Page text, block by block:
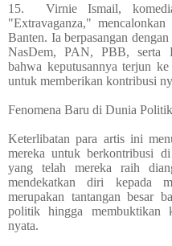
15.
Virnie Ismail,
"Extravaganza,"
Banten. Ia berpasangan
NasDem, PAN, PBB, serta
bahwa keputusannya terjun
untuk memberikan kontribusi
Fenomena Baru di Dunia Politik
Keterlibatan para artis ini
mereka untuk berkontribusi
yang telah mereka raih
mendekatkan diri kepada
merupakan tantangan besar
politik hingga membuktikan
nyata.